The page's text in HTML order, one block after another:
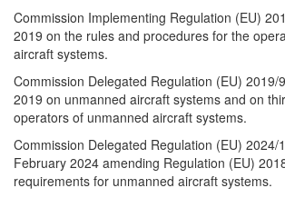
Commission Implementing Regulation (EU)
2019 on the rules and procedures for the
aircraft systems.
Commission Delegated Regulation (EU) 2019/
2019 on unmanned aircraft systems and on
operators of unmanned aircraft systems.
Commission Delegated Regulation (EU) 2024/
February 2024 amending Regulation (EU)
requirements for unmanned aircraft systems.